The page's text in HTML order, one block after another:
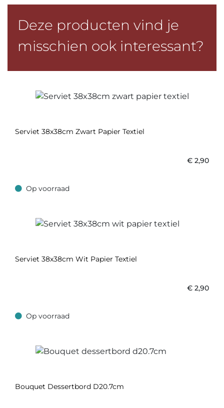
Deze producten vind je
misschien ook interessant?
Serviet 38x38cm Zwart Papier Textiel
€ 2,90
Op voorraad
Op voorraad
Serviet 38x38cm Wit Papier Textiel
€ 2,90
Op voorraad
Op voorraad
Bouquet Dessertbord D20.7cm